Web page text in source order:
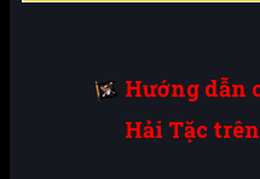
Hướng dẫn
Hải Tặc